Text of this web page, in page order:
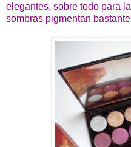
elegantes, sobre todo para
sombras pigmentan